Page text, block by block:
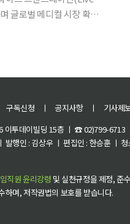
글로벌 메디컬 시장 확장
구독신청 ㅣ 공지사항 ㅣ 기사제
이투데이빌딩 15층 ㅣ ☎ 02)799-6713
행인 : 김상우 ㅣ 편집인 : 한승훈 ㅣ
임직원 윤리강령 및 실천규정을 제정, 준
하며, 저작권법의 보호를 받습니다.